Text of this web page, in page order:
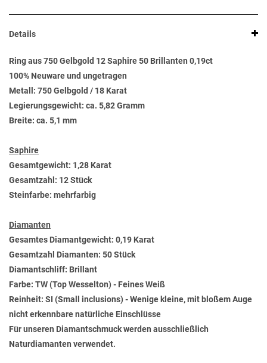
Details
Ring aus 750 Gelbgold 12 Saphire 50 Brillanten 0,19ct
100% Neuware und ungetragen
Metall: 750 Gelbgold / 18 Karat
Legierungsgewicht: ca. 5,82 Gramm
Breite: ca. 5,1 mm
Saphire
Gesamtgewicht: 1,28 Karat
Gesamtzahl: 12 Stück
Steinfarbe: mehrfarbig
Diamanten
Gesamtes Diamantgewicht: 0,19 Karat
Gesamtzahl Diamanten: 50 Stück
Diamantschliff: Brillant
Farbe: TW (Top Wesselton) - Feines Weiß
Reinheit: SI (Small inclusions) - Wenige kleine, mit bloßem Auge
nicht erkennbare natürliche Einschlüsse
Für unseren Diamantschmuck werden ausschließlich
Naturdiamanten verwendet.